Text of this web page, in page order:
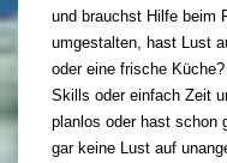
und brauchst Hilfe beim
umgestalten, hast Lust
oder eine frische
Skills oder einfach Zeit
planlos oder hast schon
gar keine Lust auf